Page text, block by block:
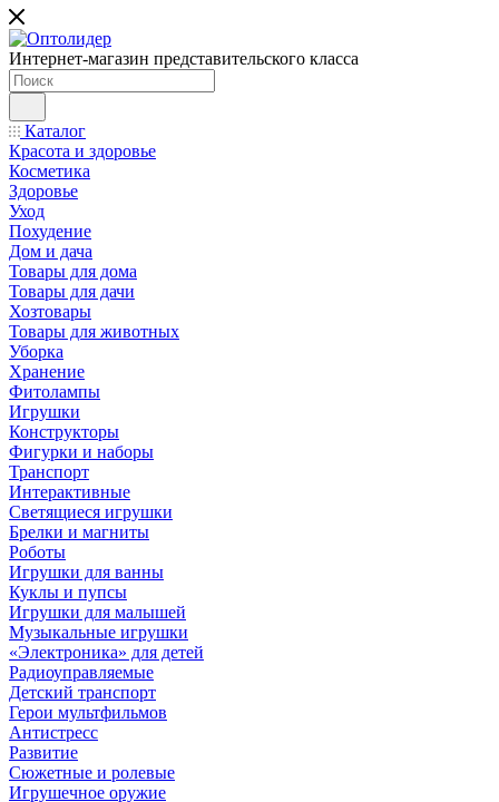
Интернет-магазин представительского класса
Каталог
Красота и здоровье
Косметика
Здоровье
Уход
Похудение
Дом и дача
Товары для дома
Товары для дачи
Хозтовары
Товары для животных
Уборка
Хранение
Фитолампы
Игрушки
Конструкторы
Фигурки и наборы
Транспорт
Интерактивные
Светящиеся игрушки
Брелки и магниты
Роботы
Игрушки для ванны
Куклы и пупсы
Игрушки для малышей
Музыкальные игрушки
«Электроника» для детей
Радиоуправляемые
Детский транспорт
Герои мультфильмов
Антистресс
Развитие
Сюжетные и ролевые
Игрушечное оружие